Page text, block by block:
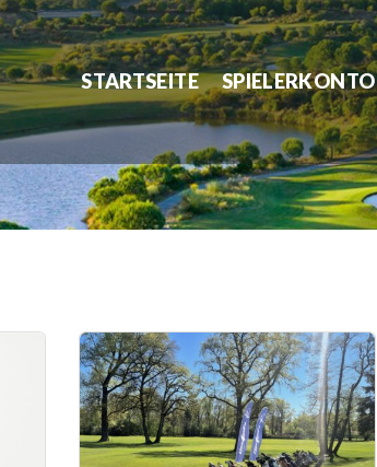
STARTSEITE SPIELERKONTO